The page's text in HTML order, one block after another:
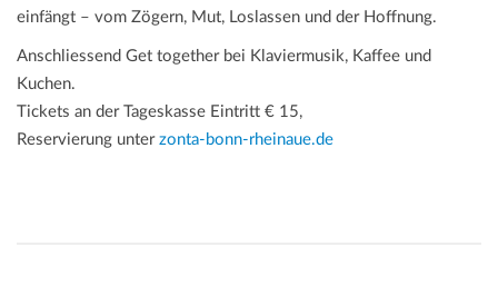
einfängt – vom Zögern, Mut, Loslassen und der Hoffnung.
Anschliessend Get together bei Klaviermusik, Kaffee und
Kuchen.
Tickets an der Tageskasse Eintritt € 15,
Reservierung unter zonta-bonn-rheinaue.de